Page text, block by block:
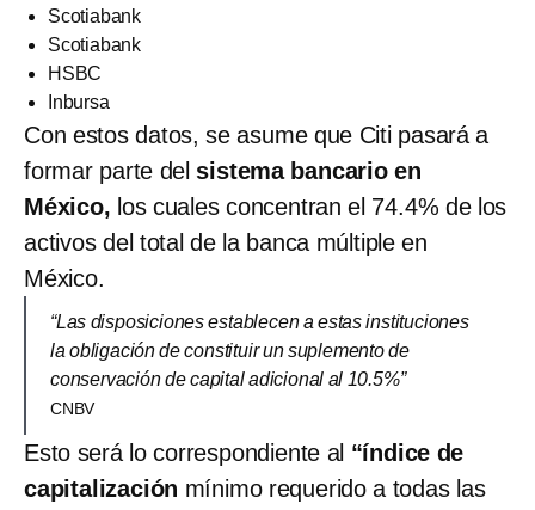
Scotiabank
Scotiabank
HSBC
Inbursa
Con estos datos, se asume que Citi pasará a
formar parte del sistema bancario en
México, los cuales concentran el 74.4% de los
activos del total de la banca múltiple en
México.
“Las disposiciones establecen a estas instituciones
la obligación de constituir un suplemento de
conservación de capital adicional al 10.5%”
CNBV
Esto será lo correspondiente al “índice de
capitalización mínimo requerido a todas las